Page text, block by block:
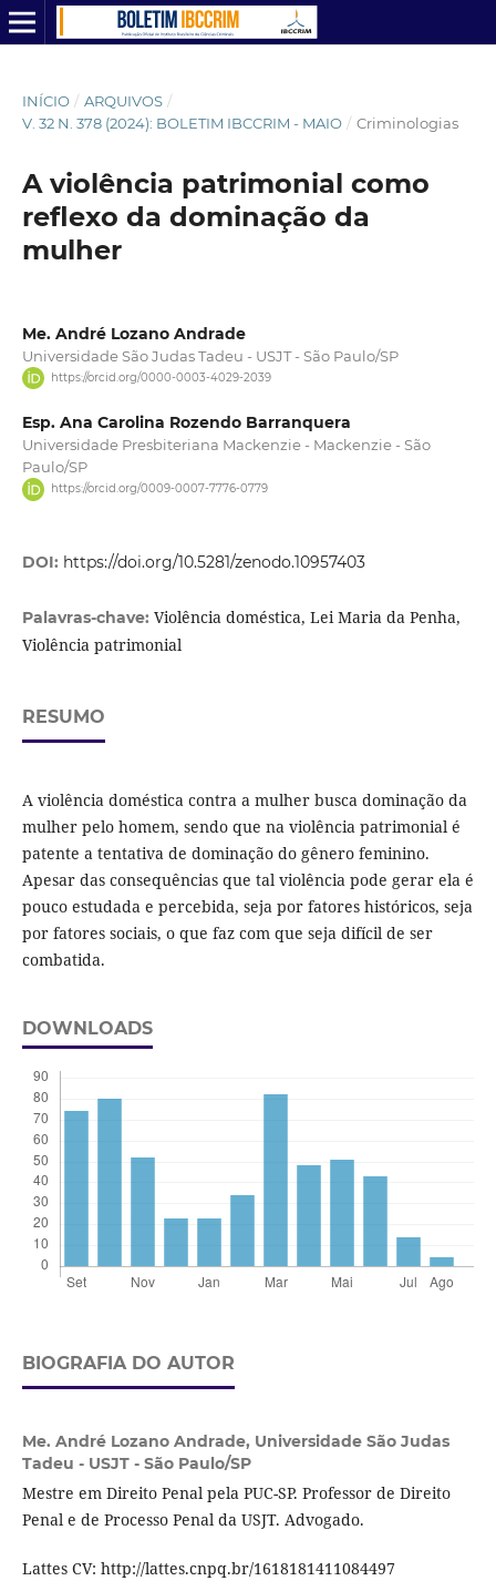
INÍCIO / ARQUIVOS /
V. 32 N. 378 (2024): BOLETIM IBCCRIM - MAIO / Criminologias
A violência patrimonial como
reflexo da dominação da
mulher
Me. André Lozano Andrade
Universidade São Judas Tadeu - USJT - São Paulo/SP
https://orcid.org/0000-0003-4029-2039
Esp. Ana Carolina Rozendo Barranquera
Universidade Presbiteriana Mackenzie - Mackenzie - São
Paulo/SP
https://orcid.org/0009-0007-7776-0779
DOI: https://doi.org/10.5281/zenodo.10957403
Palavras-chave: Violência doméstica, Lei Maria da Penha,
Violência patrimonial
RESUMO
A violência doméstica contra a mulher busca dominação da
mulher pelo homem, sendo que na violência patrimonial é
patente a tentativa de dominação do gênero feminino.
Apesar das consequências que tal violência pode gerar ela é
pouco estudada e percebida, seja por fatores históricos, seja
por fatores sociais, o que faz com que seja difícil de ser
combatida.
DOWNLOADS
BIOGRAFIA DO AUTOR
Me. André Lozano Andrade, Universidade São Judas
Tadeu - USJT - São Paulo/SP
Mestre em Direito Penal pela PUC-SP. Professor de Direito
Penal e de Processo Penal da USJT. Advogado.
Lattes CV: http://lattes.cnpq.br/1618181411084497